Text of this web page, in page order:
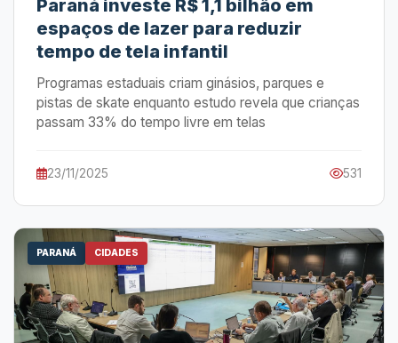
Paraná investe R$ 1,1 bilhão em
espaços de lazer para reduzir
tempo de tela infantil
Programas estaduais criam ginásios, parques e
pistas de skate enquanto estudo revela que crianças
passam 33% do tempo livre em telas
23/11/2025 531
PARANÁ CIDADES